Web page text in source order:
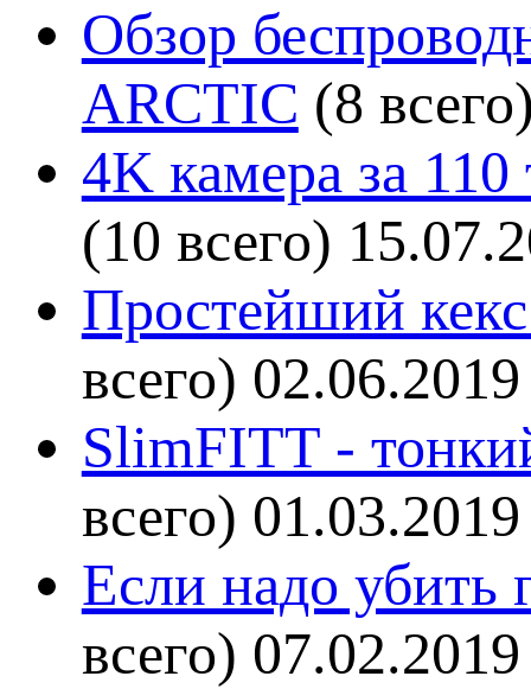
Обзор
ARCTIC (8
4K камера за
(10 всего)
Простейший кекс
всего) 02.06.2019
SlimFITT -
всего) 01.03.2019
Если надо убить
всего) 07.02.2019